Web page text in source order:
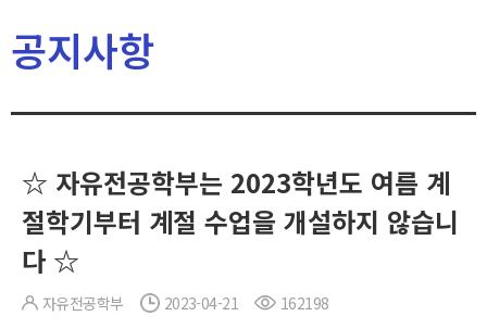
공지사항
☆ 자유전공학부는 2023학년도 여름 계
절학기부터 계절 수업을 개설하지 않습니
다 ☆
자유전공학부 2023-04-21 162198